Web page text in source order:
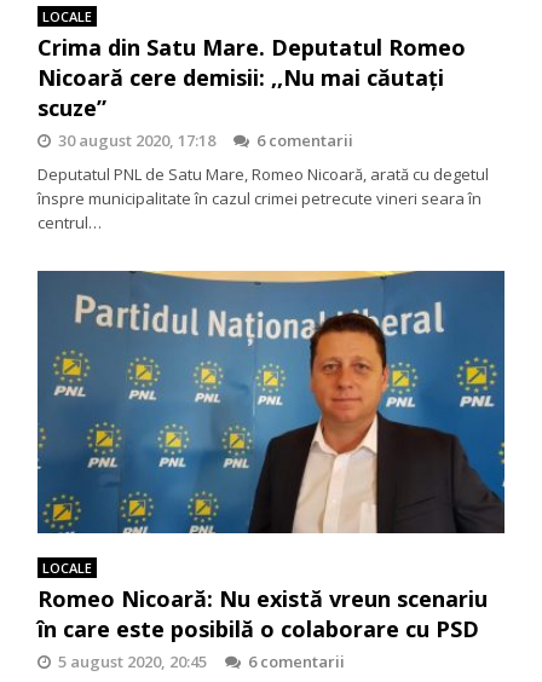
LOCALE
Crima din Satu Mare. Deputatul Romeo
Nicoară cere demisii: ,,Nu mai căutați
scuze”
30 august 2020, 17:18
6 comentarii
Deputatul PNL de Satu Mare, Romeo Nicoară, arată cu degetul
înspre municipalitate în cazul crimei petrecute vineri seara în
centrul…
LOCALE
Romeo Nicoară: Nu există vreun scenariu
în care este posibilă o colaborare cu PSD
5 august 2020, 20:45
6 comentarii